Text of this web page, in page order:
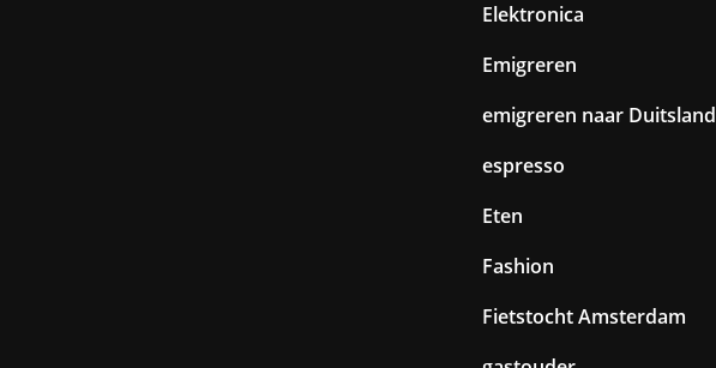
Elektronica
Emigreren
emigreren naar Duitsland
espresso
Eten
Fashion
Fietstocht Amsterdam